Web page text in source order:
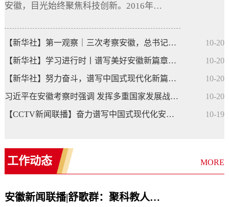
安徽，目光始终聚焦科技创新。2016年4
研究院，要求“把创新作为最大政策，奋
徽创新馆，指出“实现跨越式发展，关键
靠创新”。2024年10月，来到合肥滨湖科
学城，强调“推进中国式现代化，科学技
术要打头阵，科技创新是必由之路”。这
原...
【新华社】第一观察｜三次考察安徽，总书记始终聚焦科技创新 10-20
【新华社】学习进行时丨谱写美好安徽新篇章——习近平总书记和安... 10-20
【新华社】努力奋斗，谱写中国式现代化新篇章——习近平总书记在... 10-20
习近平在安徽考察时强调 发挥多重国家发展战略叠加优势 奋力谱写... 10-20
【CCTV新闻联播】奋力谱写中国式现代化安徽篇章——习近平总书记... 10-19
工作动态 MORE
安徽新闻联播|舒歌群：聚科教人才合力 筑国家强盛之基